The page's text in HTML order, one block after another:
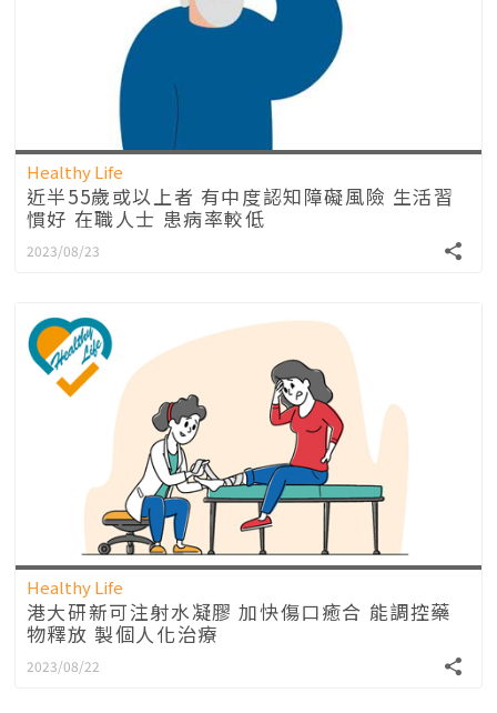
Healthy Life
近半55歲或以上者 有中度認知障礙風險 生活習
慣好 在職人士 患病率較低
2023/08/23
Healthy Life
港大研新可注射水凝膠 加快傷口癒合 能調控藥
物釋放 製個人化治療
2023/08/22